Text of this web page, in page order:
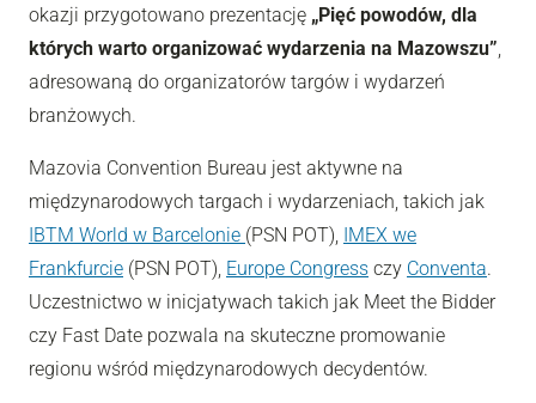
okazji przygotowano prezentację „Pięć powodów, dla
których warto organizować wydarzenia na Mazowszu”
adresowaną do organizatorów targów i wydarzeń
branżowych.
Mazovia Convention Bureau jest aktywne na
międzynarodowych targach i wydarzeniach, takich jak
IBTM World w Barcelonie (PSN POT), IMEX we
Frankfurcie (PSN POT), Europe Congress czy Conventa.
Uczestnictwo w inicjatywach takich jak Meet the Bidder
czy Fast Date pozwala na skuteczne promowanie
regionu wśród międzynarodowych decydentów.